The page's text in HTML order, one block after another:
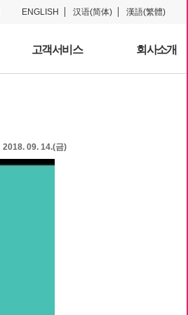
ENGLISH 汉语(简体) 漢語(繁體)
고객서비스 회사소개
2018. 09. 14.(금)